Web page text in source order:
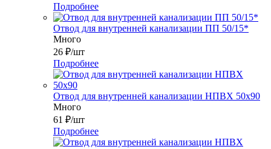
Подробнее
Отвод для внутренней канализации ПП 50/15*
Много
26 ₽/шт
Подробнее
Отвод для внутренней канализации НПВХ 50x90
Много
61 ₽/шт
Подробнее